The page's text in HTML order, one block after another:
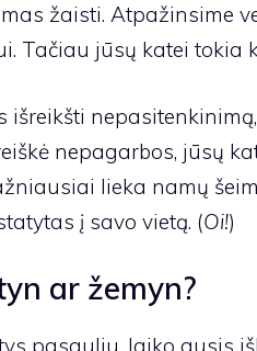
žaisti. Atpažinsime
Tačiau jūsų katei tokia
išreikšti
nepagarbos, jūsų
lieka namų
į savo vietą. (Oi!)
ar žemyn?